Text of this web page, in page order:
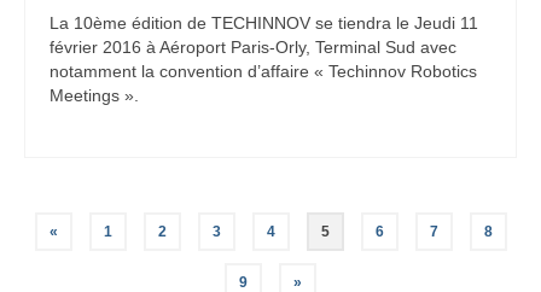
La 10ème édition de TECHINNOV se tiendra le Jeudi 11
février 2016 à Aéroport Paris-Orly, Terminal Sud avec
notamment la convention d’affaire « Techinnov Robotics
Meetings ».
Pagination
« 1 2 3 4 5 6 7 8
9 »